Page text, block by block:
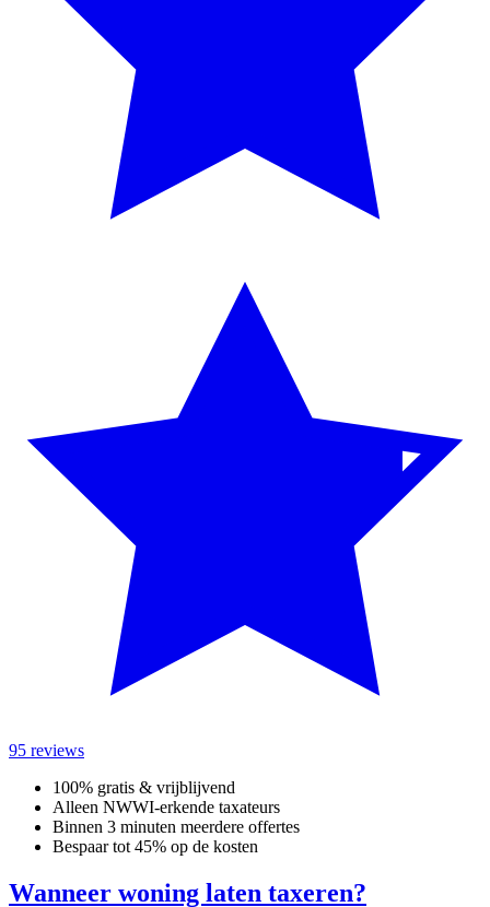
95 reviews
100% gratis & vrijblijvend
Alleen NWWI-erkende taxateurs
Binnen 3 minuten meerdere offertes
Bespaar tot 45% op de kosten
Wanneer woning laten taxeren?